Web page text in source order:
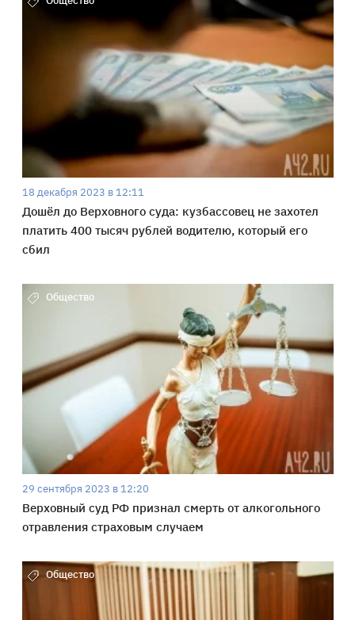
18 декабря 2023 в 12:11
Дошёл до Верховного суда: кузбассовец не захотел
платить 400 тысяч рублей водителю, который его
сбил
Общество
29 сентября 2023 в 12:20
Верховный суд РФ признал смерть от алкогольного
отравления страховым случаем
Общество